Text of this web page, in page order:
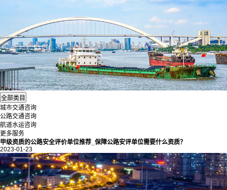
城市交通咨询
公路交通咨询
航道水运咨询
更多服务
甲级资质的公路安全评价单位推荐_保障公路安评单位需要什么资质？
2023-01-23